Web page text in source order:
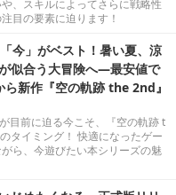
、スキルによってさらに戦略性
目の要素に迫ります！
今」がベスト！暑い夏、涼
似合う大冒険へ―最安値で
新作『空の軌跡 the 2nd』
目前に迫る今こそ、『空の軌跡 t
タイミング！ 快適になったゲー
ら、今遊びたい本シリーズの魅